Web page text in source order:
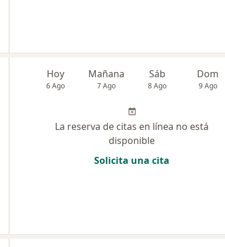
Hoy
6 Ago
Mañana
7 Ago
Sáb
8 Ago
Dom
9 Ago
La reserva de citas en línea no está
disponible
Solicita una cita